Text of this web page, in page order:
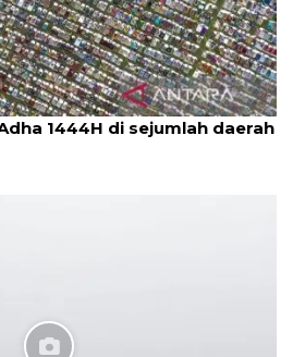
1444H di sejumlah daerah